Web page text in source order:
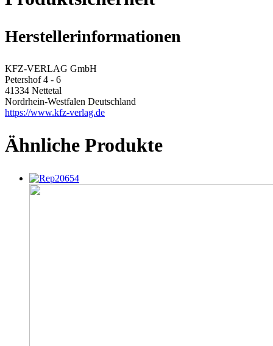
Herstellerinformationen
KFZ-VERLAG GmbH
Petershof 4 - 6
41334 Nettetal
Nordrhein-Westfalen Deutschland
https://www.kfz-verlag.de
Ähnliche Produkte